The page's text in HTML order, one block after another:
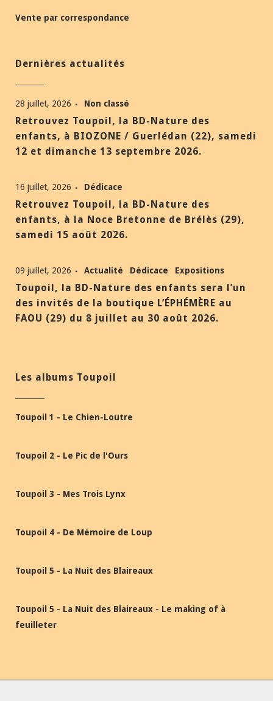
Vente par correspondance
Dernières actualités
28 juillet, 2026 Non classé
Retrouvez Toupoil, la BD-Nature des
enfants, à BIOZONE / Guerlédan (22), samedi
12 et dimanche 13 septembre 2026.
16 juillet, 2026 Dédicace
Retrouvez Toupoil, la BD-Nature des
enfants, à la Noce Bretonne de Brélès (29),
samedi 15 août 2026.
09 juillet, 2026 Actualité Dédicace Expositions
Toupoil, la BD-Nature des enfants sera l’un
des invités de la boutique L’ÉPHÉMÈRE au
FAOU (29) du 8 juillet au 30 août 2026.
Les albums Toupoil
Toupoil 1 - Le Chien-Loutre
Toupoil 2 - Le Pic de l'Ours
Toupoil 3 - Mes Trois Lynx
Toupoil 4 - De Mémoire de Loup
Toupoil 5 - La Nuit des Blaireaux
Toupoil 5 - La Nuit des Blaireaux - Le making of à
feuilleter